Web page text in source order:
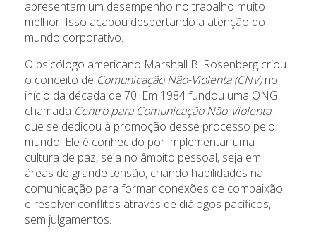
apresentam um desempenho no trabalho muito
melhor. Isso acabou despertando a atenção do
mundo corporativo.
O psicólogo americano Marshall B. Rosenberg criou
o conceito de Comunicação Não-Violenta (CNV)no
início da década de 70. Em 1984 fundou uma ONG
chamada Centro para Comunicação Não-Violenta,
que se dedicou à promoção desse processo pelo
mundo. Ele é conhecido por implementar uma
cultura de paz, seja no âmbito pessoal, seja em
áreas de grande tensão, criando habilidades na
comunicação para formar conexões de compaixão
e resolver conflitos através de diálogos pacíficos,
sem julgamentos.